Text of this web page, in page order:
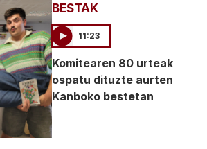
BESTAK
11:23
Komitearen 80 urteak
ospatu dituzte aurten
Kanboko bestetan